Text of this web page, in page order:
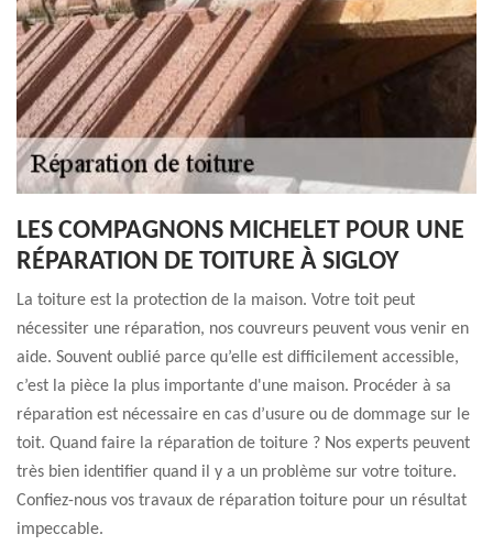
LES COMPAGNONS MICHELET POUR UNE
RÉPARATION DE TOITURE À SIGLOY
La toiture est la protection de la maison. Votre toit peut
nécessiter une réparation, nos couvreurs peuvent vous venir en
aide. Souvent oublié parce qu’elle est difficilement accessible,
c’est la pièce la plus importante d'une maison. Procéder à sa
réparation est nécessaire en cas d’usure ou de dommage sur le
toit. Quand faire la réparation de toiture ? Nos experts peuvent
très bien identifier quand il y a un problème sur votre toiture.
Confiez-nous vos travaux de réparation toiture pour un résultat
impeccable.